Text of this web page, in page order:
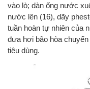
vào lò; dàn ống nước
nước lên (16), dãy
tuần hoàn tự nhiên của
đưa hơi bão hòa
tiêu dùng.